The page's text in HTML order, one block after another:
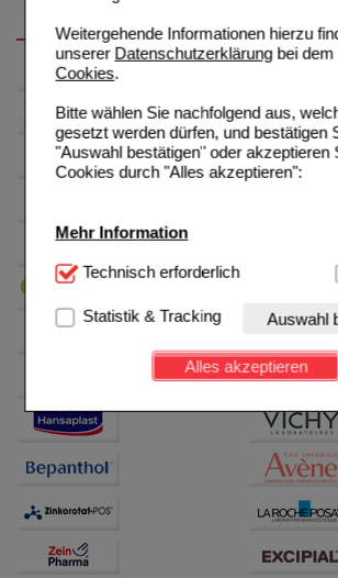
Weitergehende Informationen hierzu
unserer Datenschutzerklärungbei dem
Cookies.
Bitte wählen Sie nachfolgend aus,
gesetzt werden dürfen, und bestätigen
"Auswahl bestätigen" oder akzeptieren
Cookies durch "Alles akzeptieren":
Mehr Information
Technisch Notwendig:Hierbei
Website notwendig sind (z.B.
Kundenkonto), weshalb auf diese nicht
werden kann.
Einkaufserlebnis noch ansprechender
beispielsweise für die Wiedererkennung
Besuchers oder unsere Seite an
Verhaltensweisen (z.B.
auch auf Ihre Bedürfnisse
betreiben.
Technisch erforderlich
Statistik & Tracking Auswahl
Alles akzeptieren